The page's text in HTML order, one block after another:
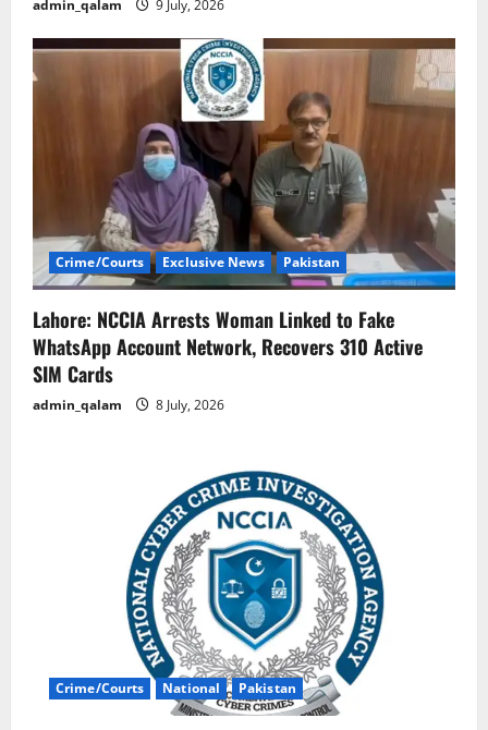
admin_qalam 9 July, 2026
Crime/Courts Exclusive News Pakistan
Lahore: NCCIA Arrests Woman Linked to Fake
WhatsApp Account Network, Recovers 310 Active
SIM Cards
admin_qalam 8 July, 2026
Crime/Courts National Pakistan